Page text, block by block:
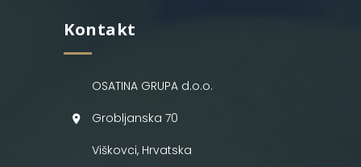
Kontakt
OSATINA GRUPA d.o.o.
Grobljanska 70
Viškovci, Hrvatska